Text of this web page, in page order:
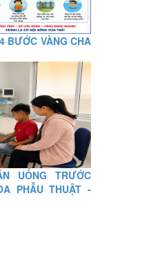
BƯỚC VÀNG CHA
UỐNG TRƯỚC
PHẪU THUẬT -